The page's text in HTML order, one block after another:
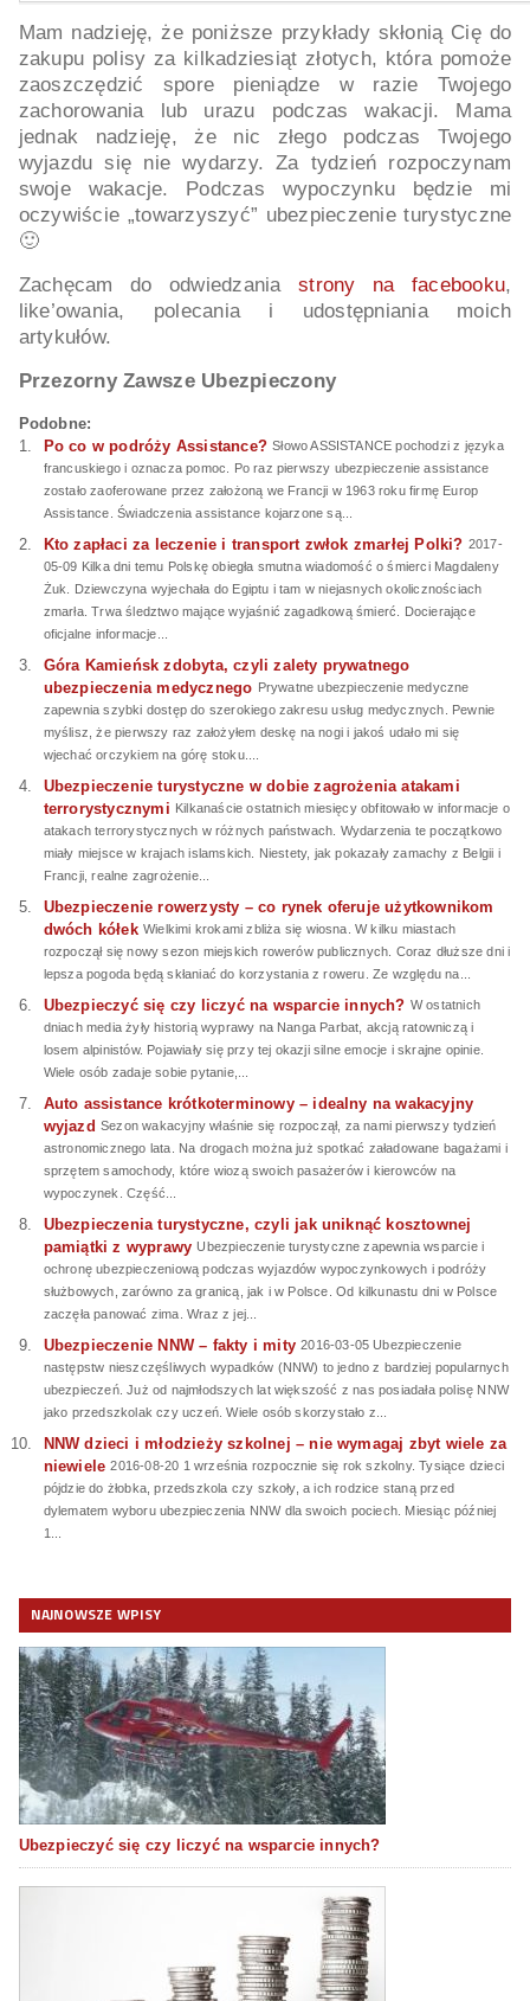
Mam nadzieję, że poniższe przykłady skłonią Cię do
zakupu polisy za kilkadziesiąt złotych, która pomoże
zaoszczędzić spore pieniądze w razie Twojego
zachorowania lub urazu podczas wakacji. Mama
jednak nadzieję, że nic złego podczas Twojego
wyjazdu się nie wydarzy. Za tydzień rozpoczynam
swoje wakacje. Podczas wypoczynku będzie mi
oczywiście „towarzyszyć” ubezpieczenie turystyczne
🙂
Zachęcam do odwiedzaniastrony na facebooku,
like’owania, polecania i udostępniania moich
artykułów.
Przezorny Zawsze Ubezpieczony
Podobne:
Po co w podróży Assistance? Słowo ASSISTANCE pochodzi z języka
francuskiego i oznacza pomoc. Po raz pierwszy ubezpieczenie assistance
zostało zaoferowane przez założoną we Francji w 1963 roku firmę Europ
Assistance. Świadczenia assistance kojarzone są...
Kto zapłaci za leczenie i transport zwłok zmarłej Polki? 2017-
05-09 Kilka dni temu Polskę obiegła smutna wiadomość o śmierci Magdaleny
Żuk. Dziewczyna wyjechała do Egiptu i tam w niejasnych okolicznościach
zmarła. Trwa śledztwo mające wyjaśnić zagadkową śmierć. Docierające
oficjalne informacje...
Góra Kamieńsk zdobyta, czyli zalety prywatnego
ubezpieczenia medycznego Prywatne ubezpieczenie medyczne
zapewnia szybki dostęp do szerokiego zakresu usług medycznych. Pewnie
myślisz, że pierwszy raz założyłem deskę na nogi i jakoś udało mi się
wjechać orczykiem na górę stoku....
Ubezpieczenie turystyczne w dobie zagrożenia atakami
terrorystycznymi Kilkanaście ostatnich miesięcy obfitowało w informacje o
atakach terrorystycznych w różnych państwach. Wydarzenia te początkowo
miały miejsce w krajach islamskich. Niestety, jak pokazały zamachy z Belgii i
Francji, realne zagrożenie...
Ubezpieczenie rowerzysty – co rynek oferuje użytkownikom
dwóch kółek Wielkimi krokami zbliża się wiosna. W kilku miastach
rozpoczął się nowy sezon miejskich rowerów publicznych. Coraz dłuższe dni i
lepsza pogoda będą skłaniać do korzystania z roweru. Ze względu na...
Ubezpieczyć się czy liczyć na wsparcie innych? W ostatnich
dniach media żyły historią wyprawy na Nanga Parbat, akcją ratowniczą i
losem alpinistów. Pojawiały się przy tej okazji silne emocje i skrajne opinie.
Wiele osób zadaje sobie pytanie,...
Auto assistance krótkoterminowy – idealny na wakacyjny
wyjazd Sezon wakacyjny właśnie się rozpoczął, za nami pierwszy tydzień
astronomicznego lata. Na drogach można już spotkać załadowane bagażami i
sprzętem samochody, które wiozą swoich pasażerów i kierowców na
wypoczynek. Część...
Ubezpieczenia turystyczne, czyli jak uniknąć kosztownej
pamiątki z wyprawy Ubezpieczenie turystyczne zapewnia wsparcie i
ochronę ubezpieczeniową podczas wyjazdów wypoczynkowych i podróży
służbowych, zarówno za granicą, jak i w Polsce. Od kilkunastu dni w Polsce
zaczęła panować zima. Wraz z jej...
Ubezpieczenie NNW – fakty i mity 2016-03-05 Ubezpieczenie
następstw nieszczęśliwych wypadków (NNW) to jedno z bardziej popularnych
ubezpieczeń. Już od najmłodszych lat większość z nas posiadała polisę NNW
jako przedszkolak czy uczeń. Wiele osób skorzystało z...
NNW dzieci i młodzieży szkolnej – nie wymagaj zbyt wiele za
niewiele 2016-08-20 1 września rozpocznie się rok szkolny. Tysiące dzieci
pójdzie do żłobka, przedszkola czy szkoły, a ich rodzice staną przed
dylematem wyboru ubezpieczenia NNW dla swoich pociech. Miesiąc później
1...
NAJNOWSZE WPISY
Ubezpieczyć się czy liczyć na wsparcie innych?